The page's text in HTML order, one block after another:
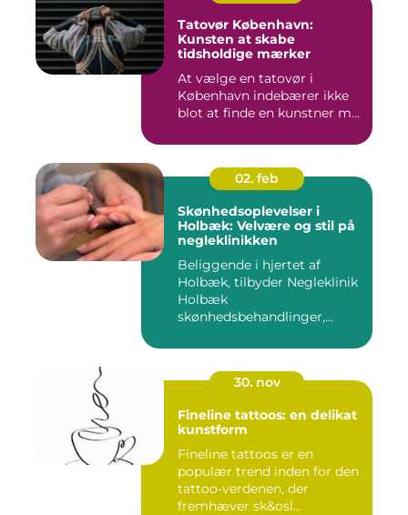
Tatovør København:
Kunsten at skabe
tidsholdige mærker
At vælge en tatovør i
København indebærer ikke
blot at finde en kunstner m...
02. feb
Skønhedsoplevelser i
Holbæk: Velvære og stil på
negleklinikken
Beliggende i hjertet af
Holbæk, tilbyder Negleklinik
Holbæk
skønhedsbehandlinger,...
30. nov
Fineline tattoos: en delikat
kunstform
Fineline tattoos er en
populær trend inden for den
tattoo-verdenen, der
fremhæver sk&osl...